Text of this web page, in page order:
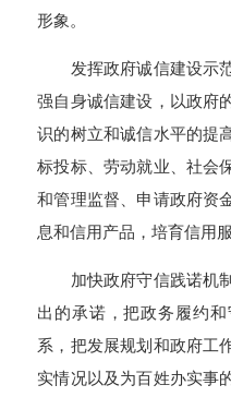
形象。
发挥政府诚信建设示范
强自身诚信建设，以政府
识的树立和诚信水平的提
标投标、劳动就业、社会
和管理监督、申请政府资
息和信用产品，培育信用
加快政府守信践诺机制
出的承诺，把政务履约
系，把发展规划和政府工
实情况以及为百姓办实事